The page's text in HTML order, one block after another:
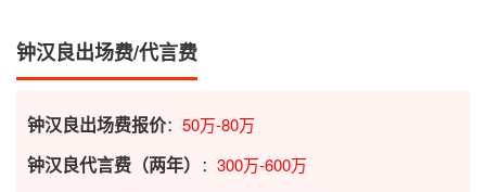
钟汉良出场费/代言费
钟汉良出场费报价： 50万-80万
钟汉良代言费（两年） ： 300万-600万